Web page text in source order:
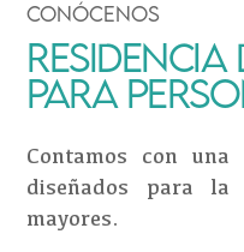
CONÓCENOS
PARA
Contamos con
diseñados para
mayores.